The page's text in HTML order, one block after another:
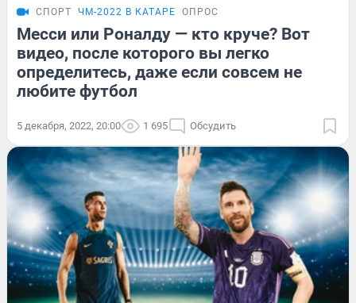
СПОРТ ЧМ-2022 В КАТАРЕ ОПРОС
Месси или Роналду — кто круче? Вот
видео, после которого вы легко
определитесь, даже если совсем не
любите футбол
5 декабря, 2022, 20:00 1 695 Обсудить